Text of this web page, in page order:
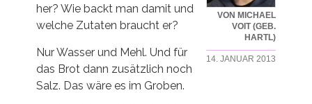
VON MICHAEL
VOIT (GEB.
HARTL)
14. JANUAR 2013
her? Wie backt man damit und
welche Zutaten braucht er?
Nur Wasser und Mehl. Und für
das Brot dann zusätzlich noch
Salz. Das wäre es im Groben.